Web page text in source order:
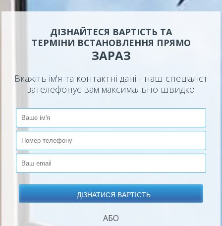
ДІЗНАЙТЕСЯ ВАРТІСТЬ ТА
ТЕРМІНИ ВСТАНОВЛЕННЯ ПРЯМО
ЗАРАЗ
Вкажіть ім'я та контактні дані - наш спеціаліст
зателефонує вам максимально швидко
АБО